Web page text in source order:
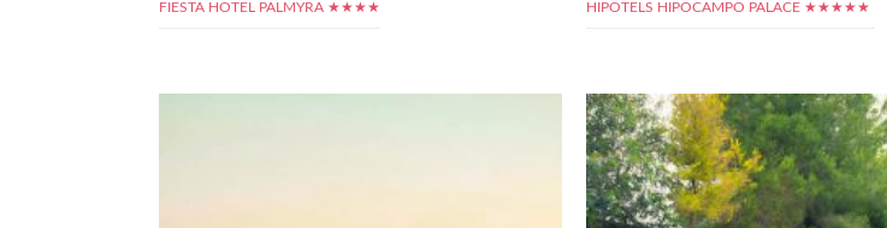
FIESTA HOTEL PALMYRA ★★★★ HIPOTELS HIPOCAMPO PALACE ★★★★★